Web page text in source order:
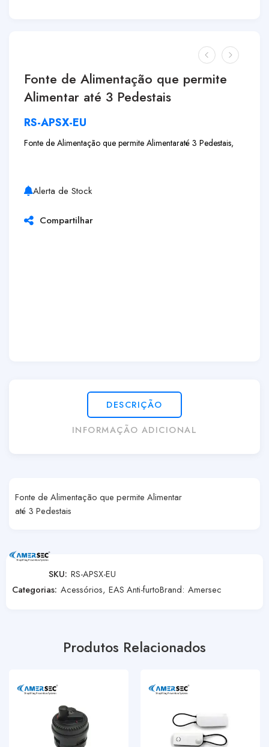
Fonte de Alimentação que permite
Alimentar até 3 Pedestais
RS-APSX-EU
Fonte de Alimentação que permite Alimentaraté 3 Pedestais,
Alerta de Stock
Compartilhar
DESCRIÇÃO
INFORMAÇÃO ADICIONAL
Fonte de Alimentação que permite Alimentar
até 3 Pedestais
SKU: RS-APSX-EU
Categorias: Acessórios, EAS Anti-furtoBrand: Amersec
Produtos Relacionados